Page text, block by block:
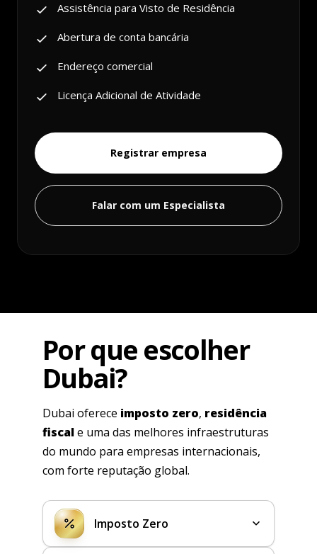
Assistência para Visto de Residência
Abertura de conta bancária
Endereço comercial
Licença Adicional de Atividade
Registrar empresa
Falar com um Especialista
Por que escolher
Dubai?
Dubai oferece imposto zero, residência
fiscale uma das melhores infraestruturas
do mundo para empresas internacionais,
com forte reputação global.
Imposto Zero